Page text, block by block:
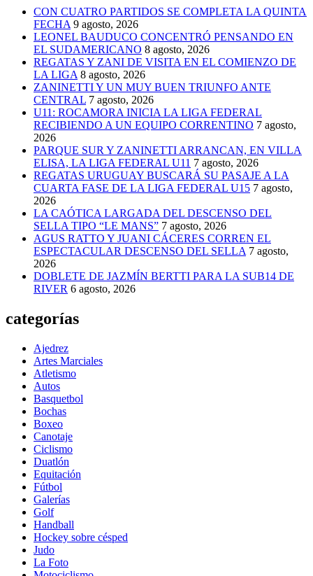
CON CUATRO PARTIDOS SE COMPLETA LA QUINTA
FECHA 9 agosto, 2026
LEONEL BAUDUCO CONCENTRÓ PENSANDO EN
EL SUDAMERICANO 8 agosto, 2026
REGATAS Y ZANI DE VISITA EN EL COMIENZO DE
LA LIGA 8 agosto, 2026
ZANINETTI Y UN MUY BUEN TRIUNFO ANTE
CENTRAL 7 agosto, 2026
U11: ROCAMORA INICIA LA LIGA FEDERAL
RECIBIENDO A UN EQUIPO CORRENTINO 7 agosto,
2026
PARQUE SUR Y ZANINETTI ARRANCAN, EN VILLA
ELISA, LA LIGA FEDERAL U11 7 agosto, 2026
REGATAS URUGUAY BUSCARÁ SU PASAJE A LA
CUARTA FASE DE LA LIGA FEDERAL U15 7 agosto,
2026
LA CAÓTICA LARGADA DEL DESCENSO DEL
SELLA TIPO “LE MANS” 7 agosto, 2026
AGUS RATTO Y JUANI CÁCERES CORREN EL
ESPECTACULAR DESCENSO DEL SELLA 7 agosto,
2026
DOBLETE DE JAZMÍN BERTTI PARA LA SUB14 DE
RIVER 6 agosto, 2026
categorías
Ajedrez
Artes Marciales
Atletismo
Autos
Basquetbol
Bochas
Boxeo
Canotaje
Ciclismo
Duatlón
Equitación
Fútbol
Galerías
Golf
Handball
Hockey sobre césped
Judo
La Foto